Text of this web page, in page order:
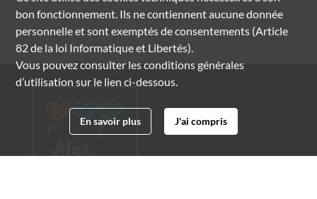
bon fonctionnement. Ils ne contiennent aucune donnée
personnelle et sont exemptés de consentements (Article
82 de la loi Informatique et Libertés).
Vous pouvez consulter les conditions générales
d’utilisation sur le lien ci-dessous.
En savoir plus J'ai compris